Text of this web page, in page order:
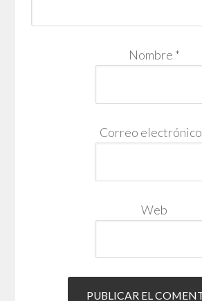
Nombre *
Correo electrónico
Web